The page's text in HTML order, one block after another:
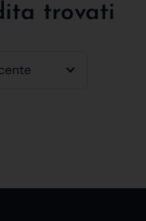
trovati